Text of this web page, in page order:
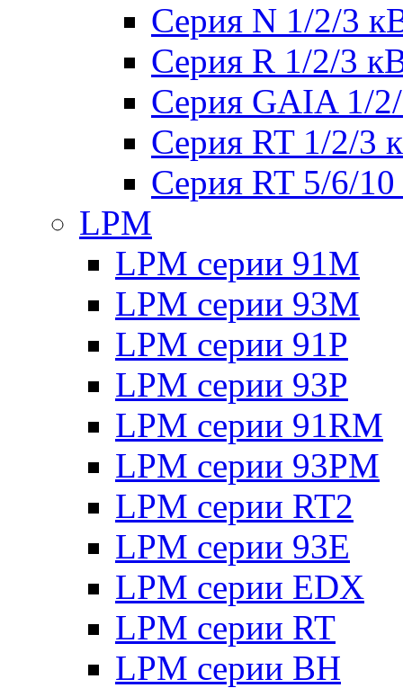
Серия N 1/2/3
Серия R 1/2/3
Серия GAIA 1/
Серия RT 1/2/3
Серия RT 5/6/
LPM
LPM серии 91M
LPM серии 93M
LPM серии 91P
LPM серии 93P
LPM серии 91RM
LPM серии 93PM
LPM серии RT2
LPM серии 93E
LPM серии EDX
LPM серии RT
LPM серии BH